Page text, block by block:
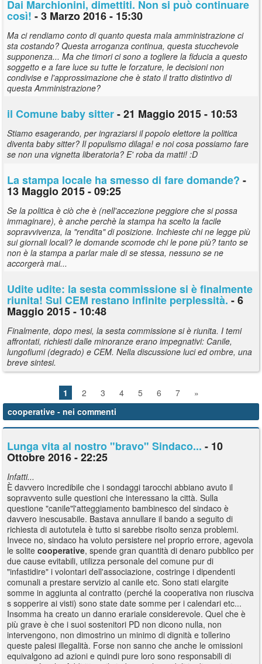
Dai Marchionini, dimettiti. Non si può continuare
così! - 3 Marzo 2016 - 15:30
Ma ci rendiamo conto di quanto questa mala amministrazione ci
sta costando? Questa arroganza continua, questa stucchevole
supponenza... Ma che timori ci sono a togliere la fiducia a questo
soggetto e a fare luce su tutte le forzature, le decisioni non
condivise e l'approssimazione che è stato il tratto distintivo di
questa Amministrazione?
il Comune baby sitter- 21 Maggio 2015 - 10:53
Stiamo esagerando, per ingraziarsi il popolo elettore la politica
diventa baby sitter? Il populismo dilaga! e noi cosa possiamo fare
se non una vignetta liberatoria? E' roba da matti! :D
La stampa locale ha smesso di fare domande? -
13 Maggio 2015 - 09:25
Se la politica è ciò che è (nell'accezione peggiore che si possa
immaginare), è anche perchè la stampa ha scelto la facile
sopravvivenza, la "rendita" di posizione. Inchieste chi ne legge più
sui giornali locali? le domande scomode chi le pone più? tanto se
non è la stampa a parlar male di se stessa, nessuno se ne
accorgerà mai...
Udite udite: la sesta commissione si è finalmente
riunita! Sul CEM restano infinite perplessità. - 6
Maggio 2015 - 10:48
Finalmente, dopo mesi, la sesta commissione si è riunita. I temi
affrontati, richiesti dalle minoranze erano impegnativi: Canile,
lungofiumi (degrado) e CEM. Nella discussione luci ed ombre, una
breve sintesi.
1 2 3 4 5 6 7
»
cooperative - nei commenti
Lunga vita al nostro "bravo" Sindaco... - 10
Ottobre 2016 - 22:25
Infatti...
È davvero incredibile che i sondaggi tarocchi abbiano avuto il
sopravvento sulle questioni che interessano la città. Sulla
questione "canile"l'atteggiamento bambinesco del sindaco è
davvero inescusabile. Bastava annullare il bando a seguito di
richiesta di autotutela è tutto si sarebbe risolto senza problemi.
Invece no, sindaco ha voluto persistere nel proprio errore, agevola
le solite cooperative, spende gran quantità di denaro pubblico per
due cause evitabili, utilizza personale del comune pur di
"infastidire" i volontari dell'associazione, costringe i dipendenti
comunali a prestare servizio al canile etc. Sono stati elargite
somme in aggiunta al contratto (perché la cooperativa non riusciva
s sopperire ai visti) sono state date somme per i calendari etc...
Insomma ha creato un danno erariale considerevole. Quel che è
più grave è che i suoi sostenitori PD non dicono nulla, non
intervengono, non dimostrino un minimo di dignità e tollerino
queste palesi illegalità. Forse non sanno che anche le omissioni
equivalgono ad azioni e quindi pure loro sono responsabili di